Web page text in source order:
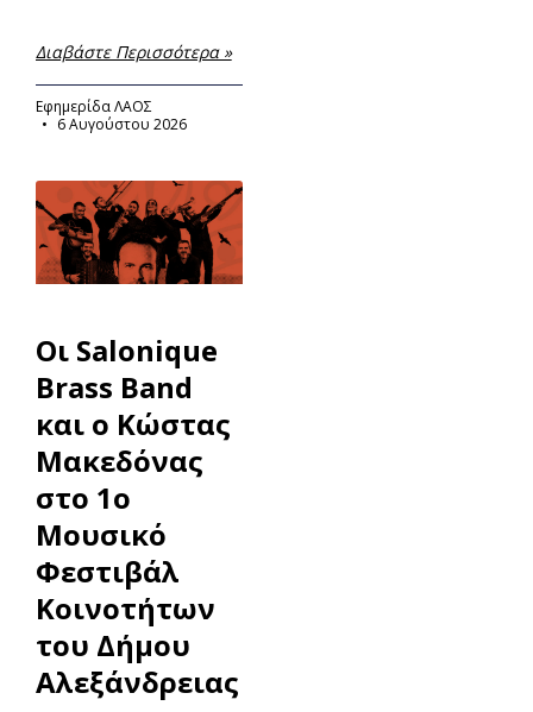
Διαβάστε Περισσότερα »
Εφημερίδα ΛΑΟΣ
6 Αυγούστου 2026
Οι Salonique
Brass Band
και ο Κώστας
Μακεδόνας
στο 1ο
Μουσικό
Φεστιβάλ
Κοινοτήτων
του Δήμου
Αλεξάνδρειας